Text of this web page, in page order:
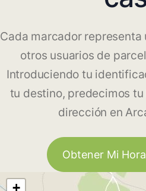
Cada marcador representa
otros usuarios de
Introduciendo tu
tu destino, predecimos
dirección en
Obtener Mi
+